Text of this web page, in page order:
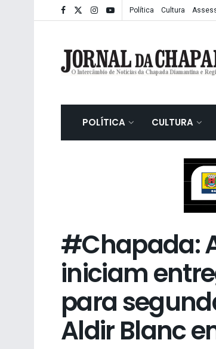
Política Cultura
POLÍTICA CULTURA
#Chapada:
iniciam
para
Aldir Blanc